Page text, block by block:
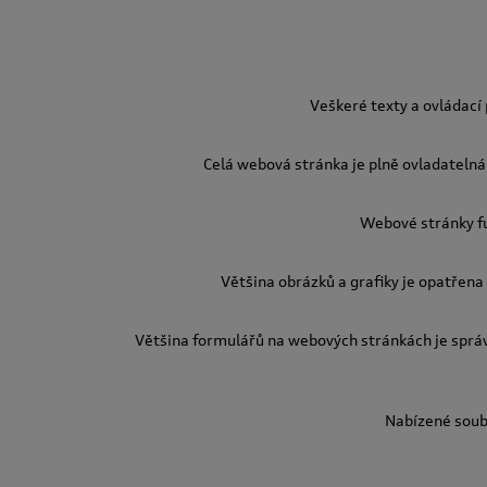
Veškeré texty a
Celá webová stránka je plně
Webové stránky
Většina obrázků a grafiky je
Většina formulářů na webových stránkách je
Nabízené